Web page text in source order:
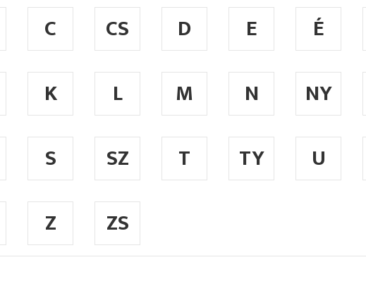
C CS D E É
K L M N NY
S SZ T TY U
Z ZS